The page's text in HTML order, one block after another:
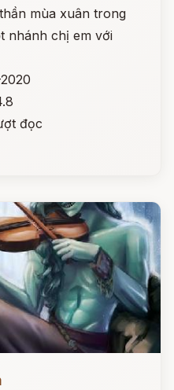
mùa xuân trong
nhánh chị em với
đọc